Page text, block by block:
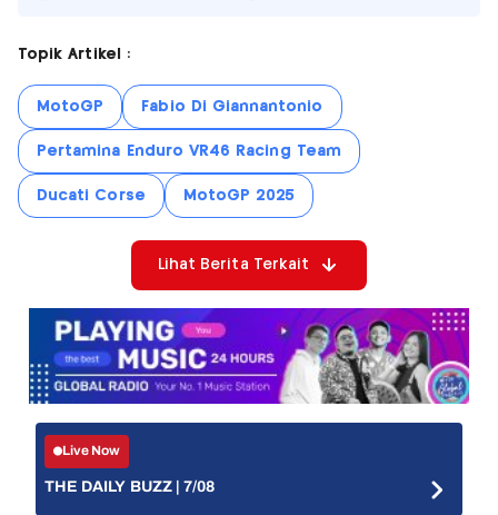
Topik Artikel :
MotoGP Fabio Di Giannantonio
Pertamina Enduro VR46 Racing Team
Ducati Corse MotoGP 2025
Lihat Berita Terkait
Live Now
THE DAILY BUZZ | 7/08